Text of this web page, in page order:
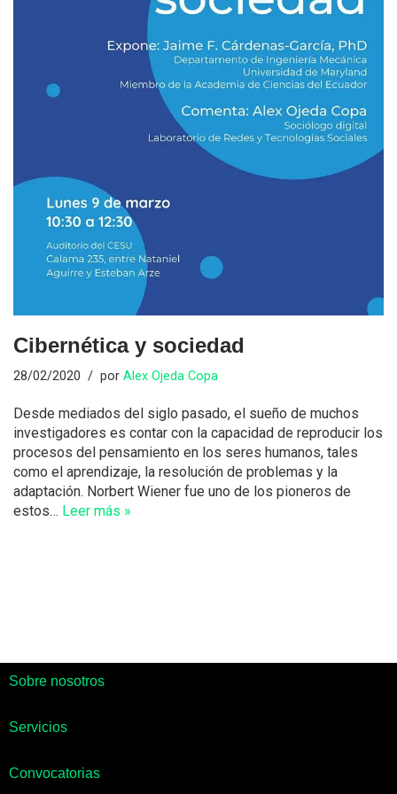
Cibernética y sociedad
28/02/2020 por Alex Ojeda Copa
Desde mediados del siglo pasado, el sueño de muchos
investigadores es contar con la capacidad de reproducir los
procesos del pensamiento en los seres humanos, tales
como el aprendizaje, la resolución de problemas y la
adaptación. Norbert Wiener fue uno de los pioneros de
estos… Leer más »
Sobre nosotros
Servicios
Convocatorias